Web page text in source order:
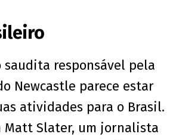
saudita responsável pela
Newcastle parece estar
atividades para o Brasil.
Matt Slater, um jornalista